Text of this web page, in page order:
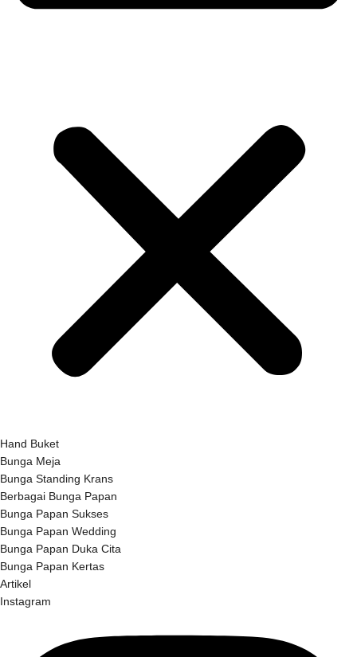
Hand Buket
Bunga Meja
Bunga Standing Krans
Berbagai Bunga Papan
Bunga Papan Sukses
Bunga Papan Wedding
Bunga Papan Duka Cita
Bunga Papan Kertas
Artikel
Instagram